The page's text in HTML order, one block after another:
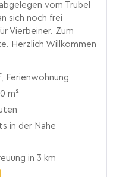
vom Trubel
sich noch frei
Vierbeiner. Zum
Herzlich Willkommen
Ferienwohnung
m²
in der Nähe
in 3 km